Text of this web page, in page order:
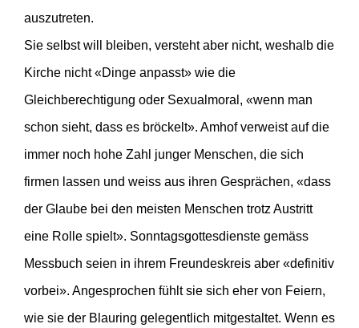
auszutreten.
Sie selbst will bleiben, versteht aber nicht, weshalb die
Kirche nicht «Dinge anpasst» wie die
Gleichberechtigung oder Sexualmoral, «wenn man
schon sieht, dass es bröckelt». Amhof verweist auf die
immer noch hohe Zahl junger Menschen, die sich
firmen lassen und weiss aus ihren Gesprächen, «dass
der Glaube bei den meisten Menschen trotz Austritt
eine Rolle spielt». Sonntagsgottesdienste gemäss
Messbuch seien in ihrem Freundeskreis aber «definitiv
vorbei». Angesprochen fühlt sie sich eher von Feiern,
wie sie der Blauring gelegentlich mitgestaltet. Wenn es